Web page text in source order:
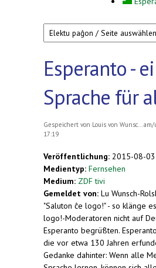
Esperanto -
Sprache für
Gespeichert von Louis von Wunsc...
am/
17:19
Veröffentlichung: 2015-08-03
Medientyp: Fernsehen
Medium: ZDF tivi
Gemeldet von: Lu Wunsch-
"Saluton ĉe logo!" - so klänge
logo!-Moderatoren nicht auf
Esperanto begrüßten.
die vor etwa 130 Jahren
Gedanke dahinter: Wenn alle